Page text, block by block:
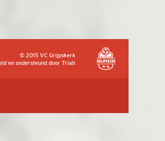
© 2015 VC Grijpskerk
en ondersteund door Triati